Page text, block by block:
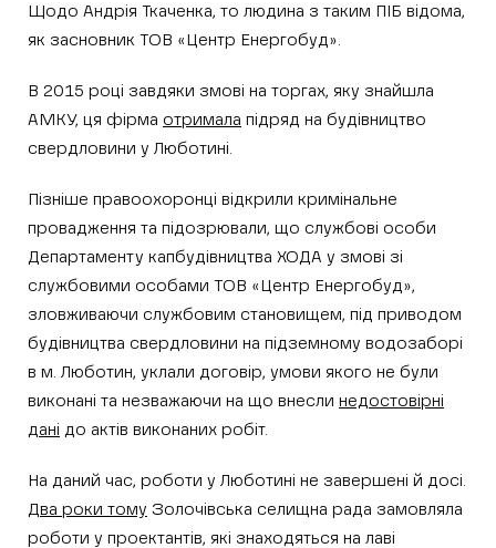
Щодо Андрія Ткаченка, то людина з таким ПІБ відома,
як засновник ТОВ «Центр Енергобуд».
В 2015 році завдяки змові на торгах, яку знайшла
АМКУ, ця фірма отримала підряд на будівництво
свердловини у Люботині.
Пізніше правоохоронці відкрили кримінальне
провадження та підозрювали, що службові особи
Департаменту капбудівництва ХОДА у змові зі
службовими особами ТОВ «Центр Енергобуд»,
зловживаючи службовим становищем, під приводом
будівництва свердловини на підземному водозаборі
в м. Люботин, уклали договір, умови якого не були
виконані та незважаючи на що внесли недостовірні
дані до актів виконаних робіт.
На даний час, роботи у Люботині не завершені й досі.
Два роки тому Золочівська селищна рада замовляла
роботи у проектантів, які знаходяться на лаві